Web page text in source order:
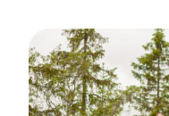
hos
frågor om person-/
eller besök